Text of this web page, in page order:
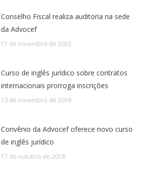
Conselho Fiscal realiza auditoria na sede
da Advocef
11 de novembro de 2022
Curso de inglês jurídico sobre contratos
internacionais prorroga inscrições
13 de novembro de 2018
Convênio da Advocef oferece novo curso
de inglês jurídico
17 de outubro de 2018